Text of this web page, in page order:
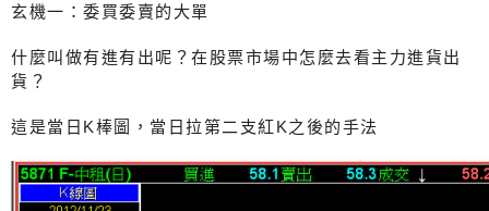
玄機一：委買委賣的大單
什麼叫做有進有出呢？在股票市場中怎麼去看主力進貨出
貨？
這是當日K棒圖，當日拉第二支紅K之後的手法